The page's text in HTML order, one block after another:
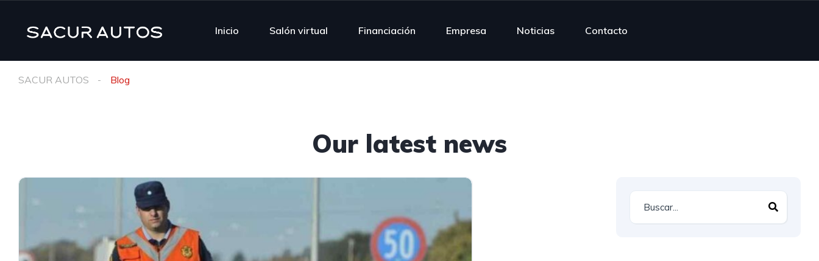
Inicio Salón virtual Financiación Empresa Noticias Contacto
SACUR AUTOS Blog
Our latest news